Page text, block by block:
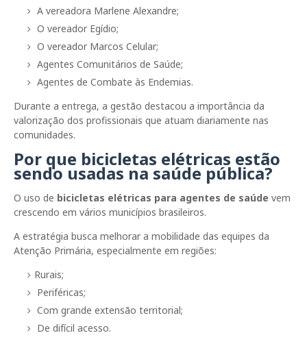
A vereadora Marlene Alexandre;
O vereador Egídio;
O vereador Marcos Celular;
Agentes Comunitários de Saúde;
Agentes de Combate às Endemias.
Durante a entrega, a gestão destacou a importância da
valorização dos profissionais que atuam diariamente nas
comunidades.
Por que bicicletas elétricas estão
sendo usadas na saúde pública?
O uso de bicicletas elétricas para agentes de saúde vem
crescendo em vários municípios brasileiros.
A estratégia busca melhorar a mobilidade das equipes da
Atenção Primária, especialmente em regiões:
Rurais;
Periféricas;
Com grande extensão territorial;
De difícil acesso.